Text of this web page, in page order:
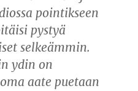
pointikseen
pystyä
selkeämmin.
ydin on
aate puetaan